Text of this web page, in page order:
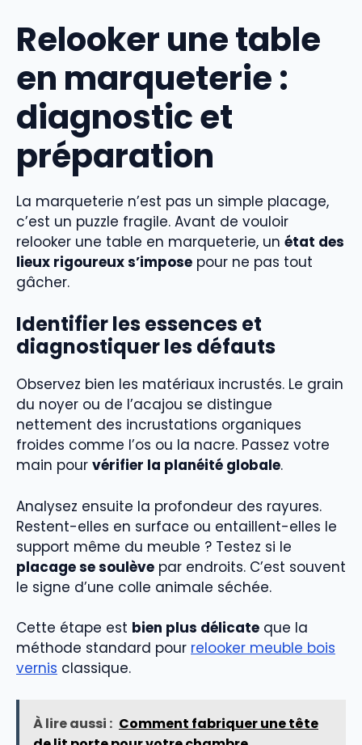
Relooker une table
en marqueterie :
diagnostic et
préparation
La marqueterie n’est pas un simple placage,
c’est un puzzle fragile. Avant de vouloir
relooker une table en marqueterie, un état des
lieux rigoureux s’impose pour ne pas tout
gâcher.
Identifier les essences et
diagnostiquer les défauts
Observez bien les matériaux incrustés. Le grain
du noyer ou de l’acajou se distingue
nettement des incrustations organiques
froides comme l’os ou la nacre. Passez votre
main pour vérifier la planéité globale.
Analysez ensuite la profondeur des rayures.
Restent-elles en surface ou entaillent-elles le
support même du meuble ? Testez si le
placage se soulève par endroits. C’est souvent
le signe d’une colle animale séchée.
Cette étape est bien plus délicate que la
méthode standard pour relooker meuble bois
vernis classique.
À lire aussi : Comment fabriquer une tête